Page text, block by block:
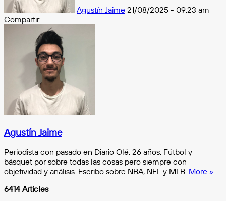
Agustín Jaime 21/08/2025 - 09:23 am
Compartir
Agustín Jaime
Periodista con pasado en Diario Olé. 26 años. Fútbol y
básquet por sobre todas las cosas pero siempre con
objetividad y análisis. Escribo sobre NBA, NFL y MLB. More »
6414 Articles